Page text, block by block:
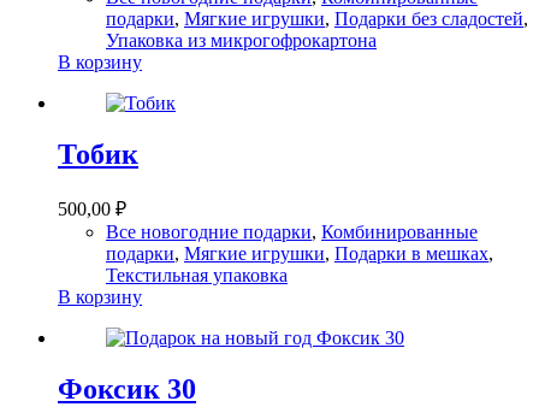
подарки, Мягкие игрушки, Подарки без сладостей,
Упаковка из микрогофрокартона
В корзину
Тобик
500,00 ₽
Все новогодние подарки, Комбинированные
подарки, Мягкие игрушки, Подарки в мешках,
Текстильная упаковка
В корзину
Фоксик 30